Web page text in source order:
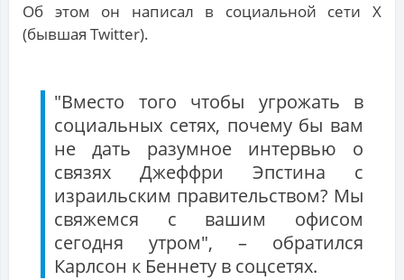
Об этом он написал в социальной сети X
(бывшая Twitter).
"Вместо того чтобы угрожать в
социальных сетях, почему бы вам
не дать разумное интервью о
связях Джеффри Эпстина с
израильским правительством? Мы
свяжемся с вашим офисом
сегодня утром", – обратился
Карлсон к Беннету в соцсетях.